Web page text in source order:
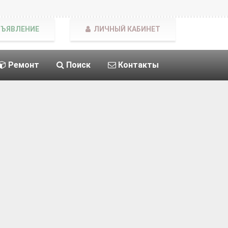
Ремонт Поиск Контакты
ЛИЧНЫЙ КАБИНЕТ